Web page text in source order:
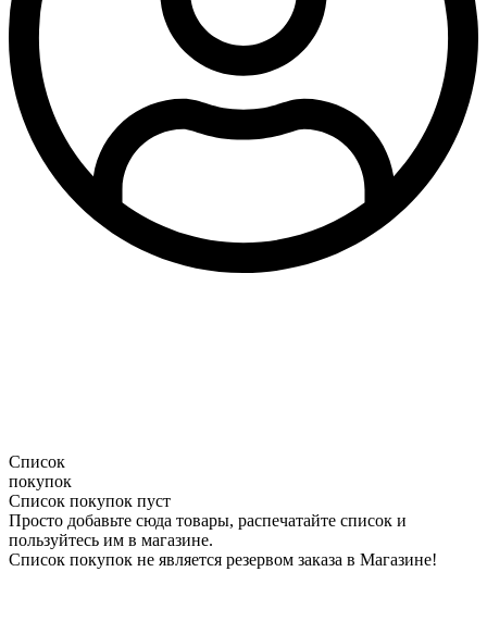
Список
покупок
Список покупок пуст
Просто добавьте сюда товары, распечатайте список и
пользуйтесь им в магазине.
Список покупок не является резервом заказа в Магазине!